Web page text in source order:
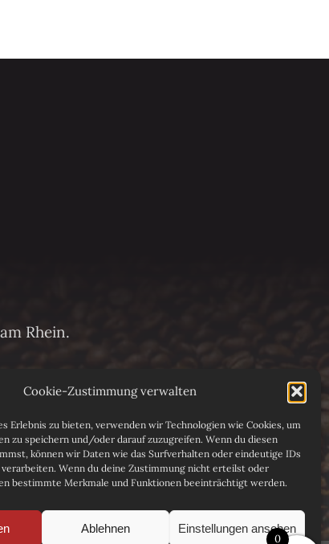
Cookie-Zustimmung verwalten
Erlebnis zu bieten, verwenden wir Technologien wie Cookies, um
zu speichern und/oder darauf zuzugreifen. Wenn du diesen
können wir Daten wie das Surfverhalten oder eindeutige IDs
Wenn du deine Zustimmung nicht erteilst oder
bestimmte Merkmale und Funktionen beeinträchtigt werden.
Ablehnen Einstellungen ansehen
Rhein.
0